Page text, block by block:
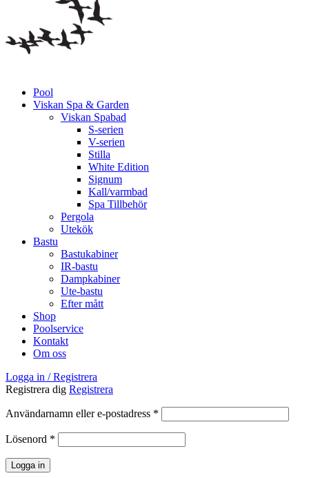
Pool
Viskan Spa & Garden
Viskan Spabad
S-serien
V-serien
Stilla
White Edition
Signum
Kall/varmbad
Spa Tillbehör
Pergola
Utekök
Bastu
Bastukabiner
IR-bastu
Dampkabiner
Ute-bastu
Efter mått
Shop
Poolservice
Kontakt
Om oss
Logga in / Registrera
Registrera dig Registrera
Användarnamn eller e-postadress *
Lösenord *
Logga in